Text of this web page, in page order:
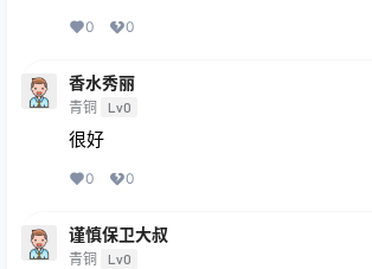
0 0
香水秀丽
青铜 Lv0
很好
0 0
谨慎保卫大叔
青铜 Lv0